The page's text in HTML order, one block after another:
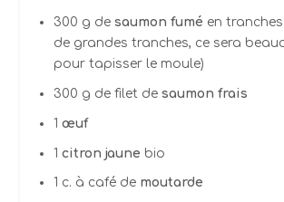
300 g de saumon fumé en
de grandes tranches, ce sera
pour tapisser le moule)
300 g de filet de saumon frais
1 œuf
1 citron jaune bio
1 c. à café de moutarde